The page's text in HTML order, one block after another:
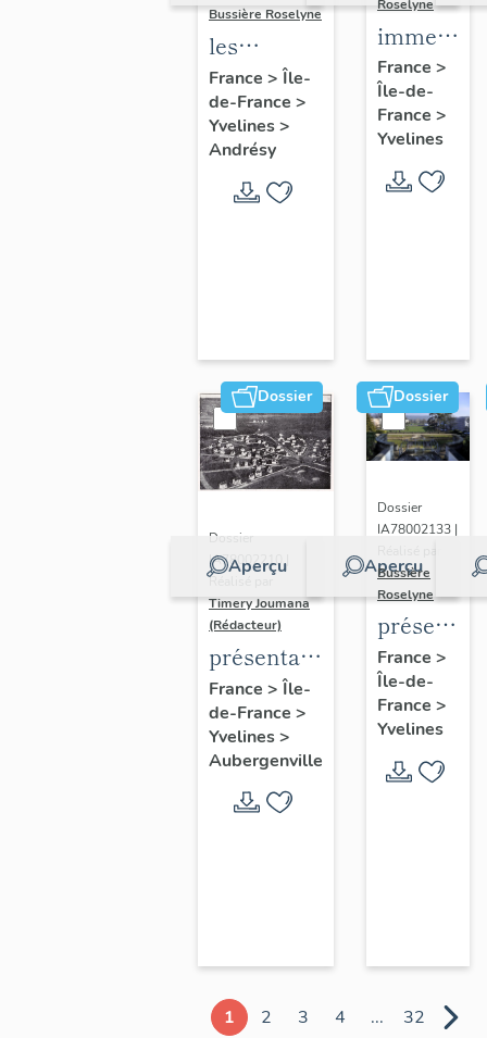
Bussière Roselyne
les
immeubles,
maisons et
fermes du
canton
d'Andrésy
France > Île-
de-France >
Yvelines>
Andrésy
Roselyne
maisons,
fermes
France >
Île-de-
France >
Yvelines
Dossier
Aperçu
Dossier
IA78002210 |
Réalisé par
Timery Joumana
(Rédacteur)
présentation
de l'étude
d'Elisabethville
France > Île-
de-France >
Yvelines>
Aubergenville
Dossier
Aperçu
Dossier
IA78002133 |
Bussière
Roselyne
du
diagnostic
et
France >
Île-de-
France >
Yvelines
1 2 3 4 ... 32